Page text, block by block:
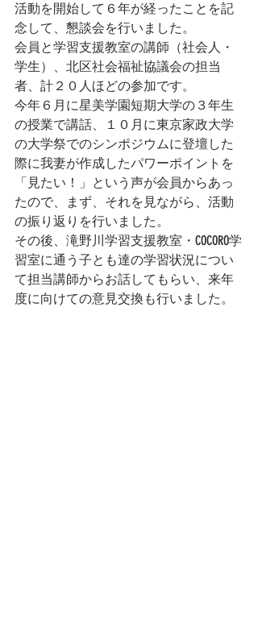
活動を開始して６年が経ったことを記
念して、懇談会を行いました。
会員と学習支援教室の講師（社会人・
学生）、北区社会福祉協議会の担当
者、計２０人ほどの参加です。
今年６月に星美学園短期大学の３年生
の授業で講話、１０月に東京家政大学
の大学祭でのシンポジウムに登壇した
際に我妻が作成したパワーポイントを
「見たい！」という声が会員からあっ
たので、まず、それを見ながら、活動
の振り返りを行いました。
その後、滝野川学習支援教室・COCORO学
習室に通う子とも達の学習状況につい
て担当講師からお話してもらい、来年
度に向けての意見交換も行いました。